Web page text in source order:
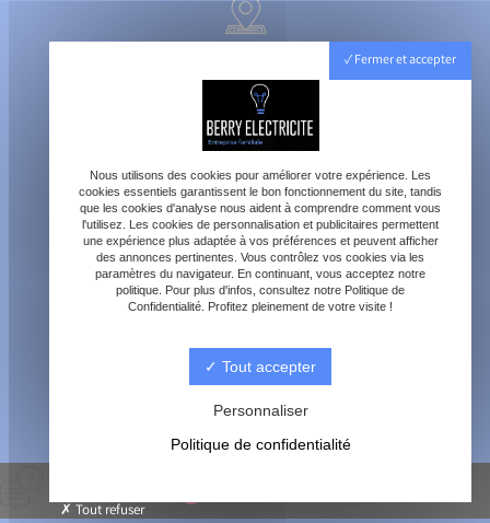
contact@berry-electricite.fr
06 70 40 09 29
Fermer et accepter
Nous utilisons des cookies pour améliorer votre expérience. Les
cookies essentiels garantissent le bon fonctionnement du site, tandis
que les cookies d'analyse nous aident à comprendre comment vous
l'utilisez. Les cookies de personnalisation et publicitaires permettent
une expérience plus adaptée à vos préférences et peuvent afficher
des annonces pertinentes. Vous contrôlez vos cookies via les
paramètres du navigateur. En continuant, vous acceptez notre
politique. Pour plus d'infos, consultez notre Politique de
Confidentialité. Profitez pleinement de votre visite !
Tout accepter
Personnaliser
Politique de confidentialité
Tout refuser